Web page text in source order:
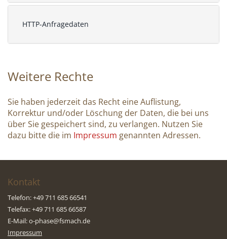
HTTP-Anfragedaten
Weitere Rechte
Sie haben jederzeit das Recht eine Auflistung,
Korrektur und/oder Löschung der Daten, die bei uns
über Sie gespeichert sind, zu verlangen. Nutzen Sie
dazu bitte die im Impressum genannten Adressen.
Kontakt
Telefon: +49 711 685 66541
Telefax: +49 711 685 66587
E-Mail:o-phase@fsmach.de
Impressum